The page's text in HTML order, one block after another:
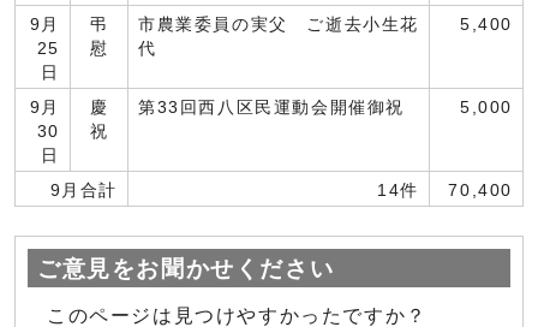
9月
25
日
弔
慰
市農業委員の実父 ご逝去小生花
代
5,400
9月
30
日
慶
祝
第33回西八区民運動会開催御祝 5,000
9月合計 14件 70,400
ご意見をお聞かせください
このページは見つけやすかったですか？